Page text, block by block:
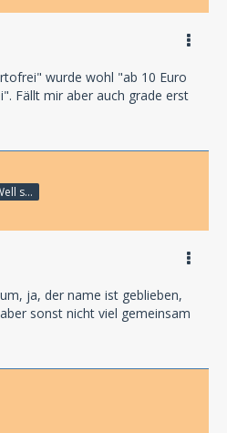
wurde wohl "ab 10 Euro
Fällt mir aber auch grade erst
You're offended. Well so fucking what?
ja, der name ist geblieben,
sonst nicht viel gemeinsam